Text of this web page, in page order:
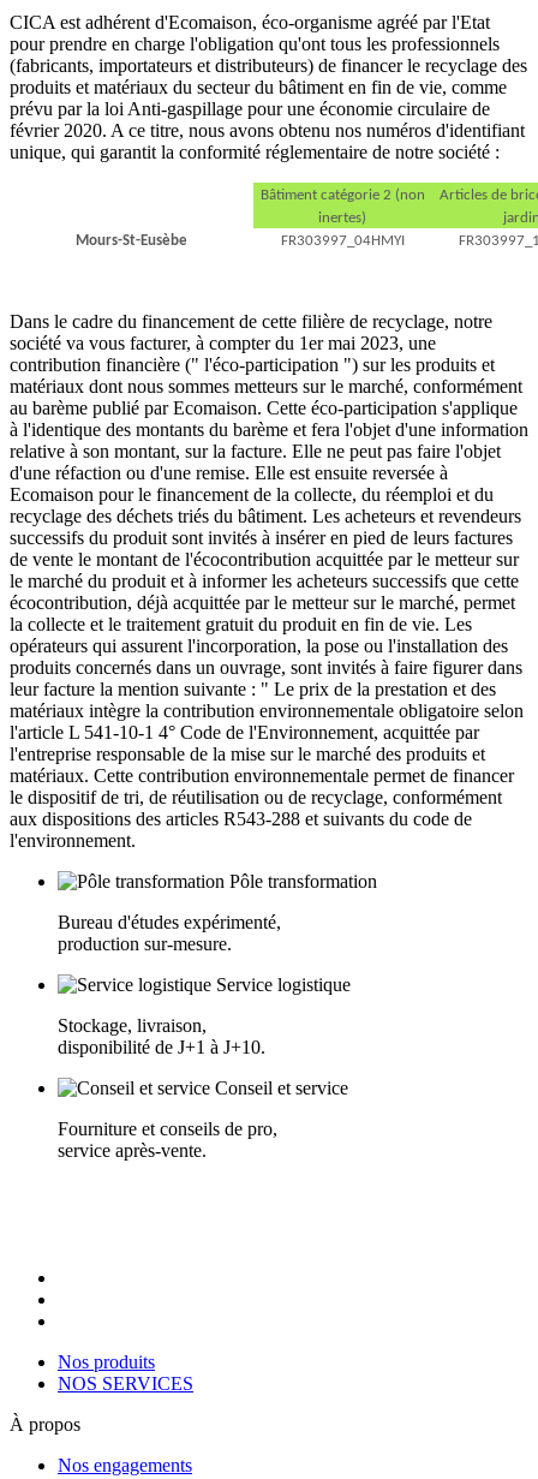
CICA est adhérent d'Ecomaison, éco-organisme agréé par l'Etat
pour prendre en charge l'obligation qu'ont tous les professionnels
(fabricants, importateurs et distributeurs) de financer le recyclage des
produits et matériaux du secteur du bâtiment en fin de vie, comme
prévu par la loi Anti-gaspillage pour une économie circulaire de
février 2020. A ce titre, nous avons obtenu nos numéros d'identifiant
unique, qui garantit la conformité réglementaire de notre société :
Bâtiment catégorie 2 (non
inertes)
Articles de
Mours-St-Eusèbe
FR303997_04HMYI
Dans le cadre du financement de cette filière de recyclage, notre
société va vous facturer, à compter du 1er mai 2023, une
contribution financière (" l'éco-participation ") sur les produits et
matériaux dont nous sommes metteurs sur le marché, conformément
au barème publié par Ecomaison. Cette éco-participation s'applique
à l'identique des montants du barème et fera l'objet d'une information
relative à son montant, sur la facture. Elle ne peut pas faire l'objet
d'une réfaction ou d'une remise. Elle est ensuite reversée à
Ecomaison pour le financement de la collecte, du réemploi et du
recyclage des déchets triés du bâtiment. Les acheteurs et revendeurs
successifs du produit sont invités à insérer en pied de leurs factures
de vente le montant de l'écocontribution acquittée par le metteur sur
le marché du produit et à informer les acheteurs successifs que cette
écocontribution, déjà acquittée par le metteur sur le marché, permet
la collecte et le traitement gratuit du produit en fin de vie. Les
opérateurs qui assurent l'incorporation, la pose ou l'installation des
produits concernés dans un ouvrage, sont invités à faire figurer dans
leur facture la mention suivante : " Le prix de la prestation et des
matériaux intègre la contribution environnementale obligatoire selon
l'article L 541-10-1 4° Code de l'Environnement, acquittée par
l'entreprise responsable de la mise sur le marché des produits et
matériaux. Cette contribution environnementale permet de financer
le dispositif de tri, de réutilisation ou de recyclage, conformément
aux dispositions des articles R543-288 et suivants du code de
l'environnement.
Pôle transformation
Bureau d'études expérimenté,
production sur-mesure.
Service logistique
Stockage, livraison,
disponibilité de J+1 à J+10.
Conseil et service
Fourniture et conseils de pro,
service après-vente.
Nos produits
NOS SERVICES
À propos
Nos engagements